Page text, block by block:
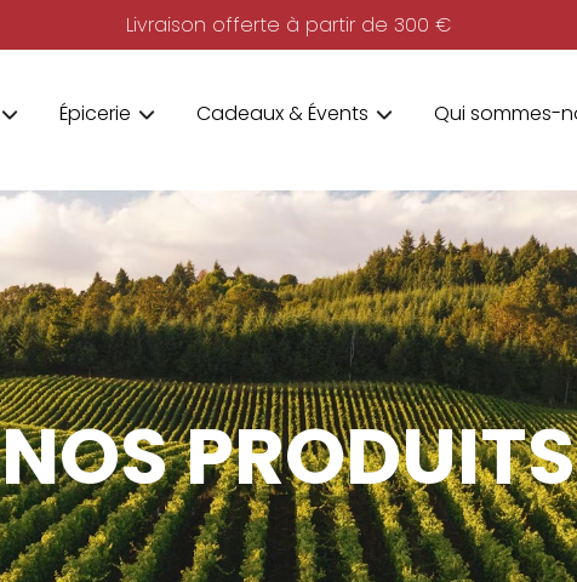
Livraison offerte à partir de 300 €
Épicerie Cadeaux & Évents Qui sommes-
NOS PRODUITS